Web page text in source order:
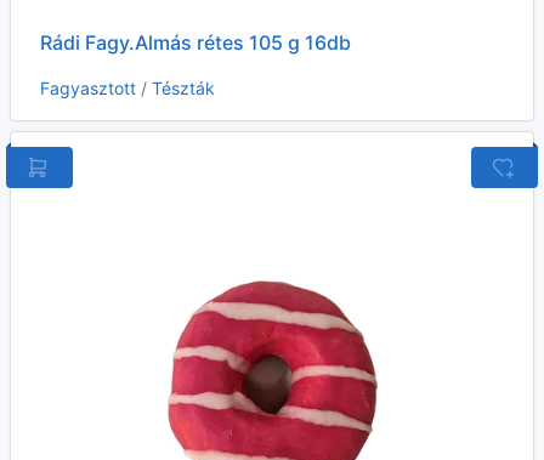
Rádi Fagy.Almás rétes 105 g 16db
Fagyasztott / Tészták